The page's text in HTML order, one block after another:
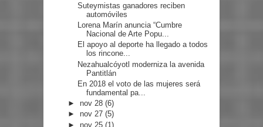
Suteymistas ganadores reciben
automóviles
Lorena Marín anuncia “Cumbre
Nacional de Arte Popu...
El apoyo al deporte ha llegado a todos
los rincone...
Nezahualcóyotl moderniza la avenida
Pantitlán
En 2018 el voto de las mujeres será
fundamental pa...
► nov 28(6)
► nov 27(5)
► nov 25(1)